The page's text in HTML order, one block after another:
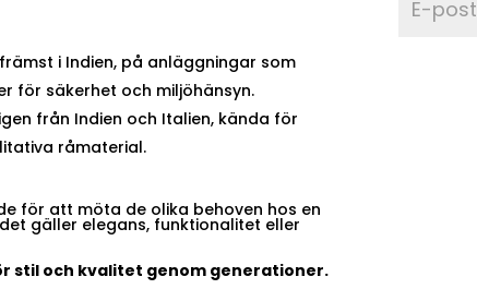
i Indien, på anläggningar som
för säkerhet och miljöhänsyn.
från Indien och Italien, kända för
råmaterial.
för att möta de olika behoven hos en
gäller elegans, funktionalitet eller
stil och kvalitet genom generationer.